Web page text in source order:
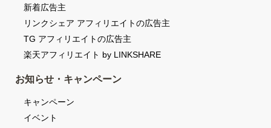
新着広告主
リンクシェア アフィリエイトの広告主
TG アフィリエイトの広告主
楽天アフィリエイト by LINKSHARE
お知らせ・キャンペーン
キャンペーン
イベント